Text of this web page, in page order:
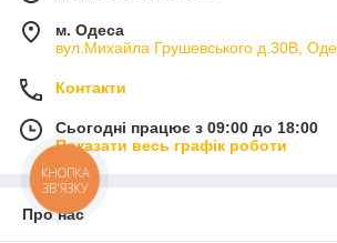
м. Одеса
вул.Михайла Грушевського д.30В,
Контакти
Сьогодні працює з 09:00 до 18:00
Показати весь графік роботи
Про нас
КНОПКА
ЗВ'ЯЗКУ